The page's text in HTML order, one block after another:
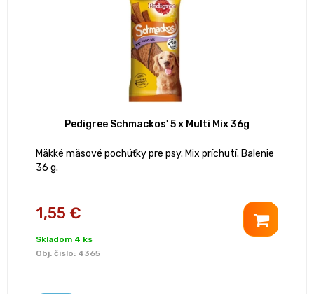
Pedigree Schmackos' 5 x Multi Mix 36g
Mäkké mäsové pochúťky pre psy. Mix príchutí. Balenie
36 g.
1,55 €
Skladom 4 ks
Obj. čislo: 4365